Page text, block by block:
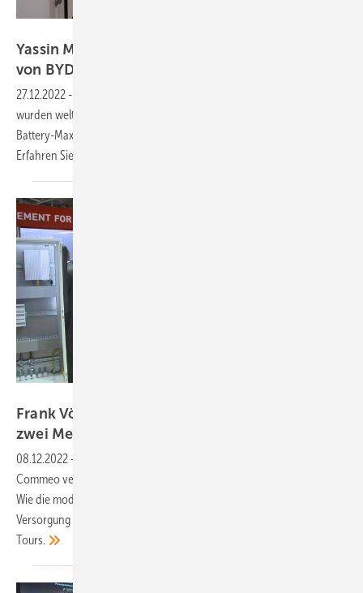
Yassin Mahioui von EFT-Systems: Battery-Box
von BYD bekommt
27.12.2022 -
wurden weltweit schon installiert. Nun folgt der brandneue BYD
Battery-Max Lite für den gewerblichen und industriellen Einsatz.
Erfahren Sie mehr im Video der PV Guided
Frank Vöge von Commeo: Speichersystem bis
zwei Megawatt
08.12.2022 -
Commeo vernetzt alle Komponenten zur Speicherung von Energie.
Wie die modulare Komplettlösung eine CO2-neutrale und sichere
Versorgung ermöglicht, erklärt Frank Vöge im Video der PV Guided
Tours.